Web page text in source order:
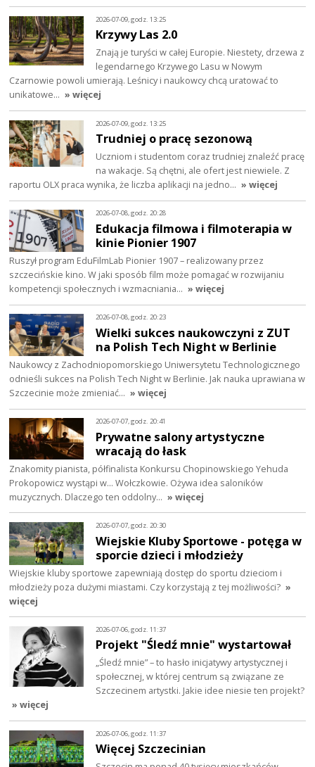
2026-07-09, godz. 13:25
Krzywy Las 2.0
Znają je turyści w całej Europie. Niestety, drzewa z
legendarnego Krzywego Lasu w Nowym
Czarnowie powoli umierają. Leśnicy i naukowcy chcą uratować to
unikatowe… » więcej
2026-07-09, godz. 13:25
Trudniej o pracę sezonową
Uczniom i studentom coraz trudniej znaleźć pracę
na wakacje. Są chętni, ale ofert jest niewiele. Z
raportu OLX praca wynika, że liczba aplikacji na jedno… » więcej
2026-07-08, godz. 20:28
Edukacja filmowa i filmoterapia w
kinie Pionier 1907
Ruszył program EduFilmLab Pionier 1907 – realizowany przez
szczecińskie kino. W jaki sposób film może pomagać w rozwijaniu
kompetencji społecznych i wzmacniania… » więcej
2026-07-08, godz. 20:23
Wielki sukces naukowczyni z ZUT
na Polish Tech Night w Berlinie
Naukowcy z Zachodniopomorskiego Uniwersytetu Technologicznego
odnieśli sukces na Polish Tech Night w Berlinie. Jak nauka uprawiana w
Szczecinie może zmieniać… » więcej
2026-07-07, godz. 20:41
Prywatne salony artystyczne
wracają do łask
Znakomity pianista, półfinalista Konkursu Chopinowskiego Yehuda
Prokopowicz wystąpi w… Wołczkowie. Ożywa idea saloników
muzycznych. Dlaczego ten oddolny… » więcej
2026-07-07, godz. 20:30
Wiejskie Kluby Sportowe - potęga w
sporcie dzieci i młodzieży
Wiejskie kluby sportowe zapewniają dostęp do sportu dzieciom i
młodzieży poza dużymi miastami. Czy korzystają z tej możliwości? »
więcej
2026-07-06, godz. 11:37
Projekt "Śledź mnie" wystartował
„Śledź mnie” – to hasło inicjatywy artystycznej i
społecznej, w której centrum są związane ze
Szczecinem artystki. Jakie idee niesie ten projekt?
» więcej
2026-07-06, godz. 11:37
Więcej Szczecinian